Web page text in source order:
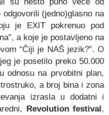
(jedno)glasno na
je EXIT pokrenuo pod
a koje je postavljeno na
“Čiji je NAŠ jezik?”. O
je posetilo preko 50.000
odnosu na prvobitni plan,
a broj bina i zona
izrasla u dodatni i
Revolution festival,